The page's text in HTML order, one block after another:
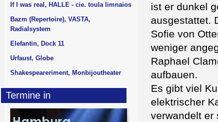
ist er dunkel
ausgestattet.
Sofie von
weniger
Raphael
aufbauen.
Es gibt viel
elektrischer
verwandelt er
If I was real, HALLE - cie. toula limnaios
Bazm (Repertoire), VASTA,
Radialsystem
Elefantin, Dock 11
Urfaust, Globe
Shakespeareriment, Monbijoutheater
Termine in